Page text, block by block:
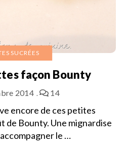
SUCRÉES
façon Bounty
2014 14
encore de ces petites
de Bounty. Une mignardise
le …